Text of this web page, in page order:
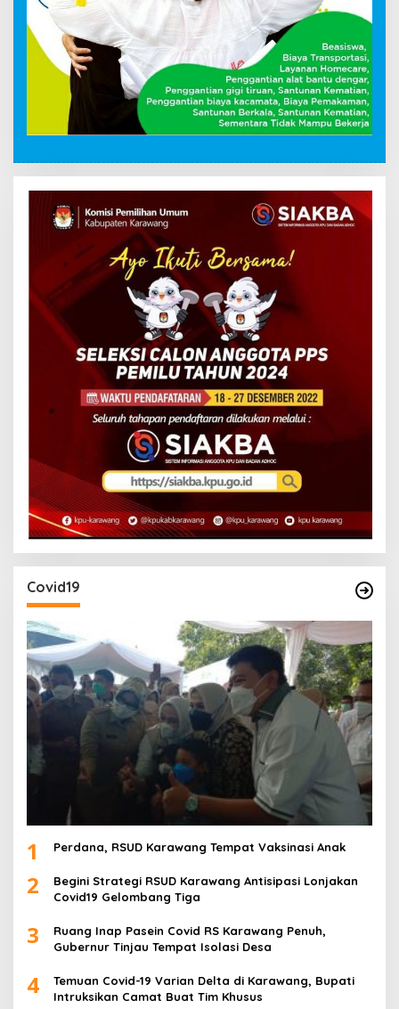
Covid19
1 Perdana, RSUD Karawang Tempat Vaksinasi Anak
2
Begini Strategi RSUD Karawang Antisipasi Lonjakan
Covid19 Gelombang Tiga
3
Ruang Inap Pasein Covid RS Karawang Penuh,
Gubernur Tinjau Tempat Isolasi Desa
4
Temuan Covid-19 Varian Delta di Karawang, Bupati
Intruksikan Camat Buat Tim Khusus